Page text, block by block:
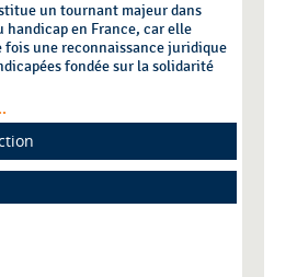
un tournant majeur dans
handicap en France, car elle
fois une reconnaissance juridique
fondée sur la solidarité